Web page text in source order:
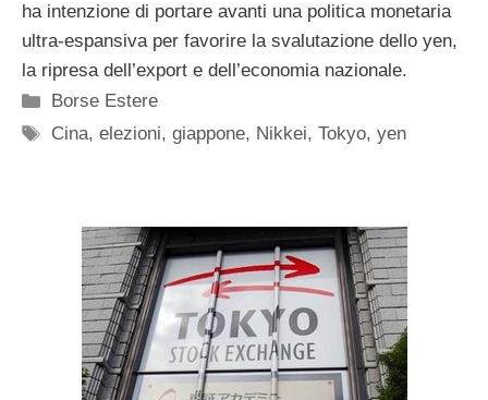
ha intenzione di portare avanti una politica monetaria
ultra-espansiva per favorire la svalutazione dello yen,
la ripresa dell’export e dell’economia nazionale.
Categorie
Borse Estere
Tag
Cina,elezioni,giappone, Nikkei,Tokyo,yen